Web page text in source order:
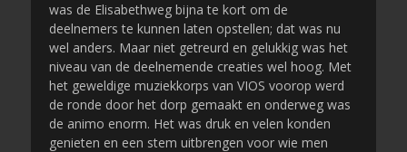
was de Elisabethweg bijna te kort om de
deelnemers te kunnen laten opstellen; dat was nu
wel anders. Maar niet getreurd en gelukkig was het
niveau van de deelnemende creaties wel hoog. Met
het geweldige muziekkorps van VIOS voorop werd
de ronde door het dorp gemaakt en onderweg was
de animo enorm. Het was druk en velen konden
genieten en een stem uitbrengen voor wie men